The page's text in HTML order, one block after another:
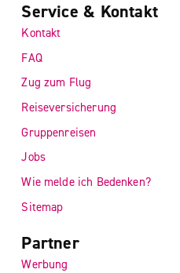
Service & Kontakt
Kontakt
FAQ
Zug zum Flug
Reiseversicherung
Gruppenreisen
Jobs
Wie melde ich Bedenken?
Sitemap
Partner
Werbung